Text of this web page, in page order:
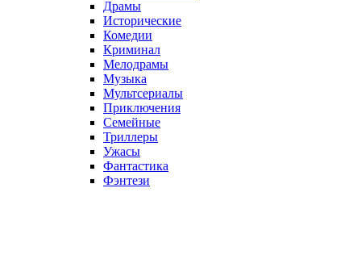
Драмы
Исторические
Комедии
Криминал
Мелодрамы
Музыка
Мультсериалы
Приключения
Семейные
Триллеры
Ужасы
Фантастика
Фэнтези